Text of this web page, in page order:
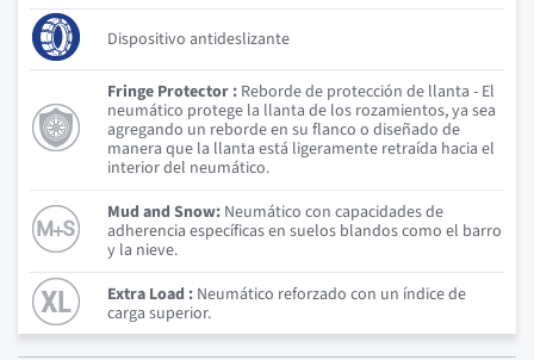
Dispositivo antideslizante
Fringe Protector : Reborde de protección de llanta - El
neumático protege la llanta de los rozamientos, ya sea
agregando un reborde en su flanco o diseñado de
manera que la llanta está ligeramente retraída hacia el
interior del neumático.
Mud and Snow: Neumático con capacidades de
adherencia específicas en suelos blandos como el barro
y la nieve.
Extra Load : Neumático reforzado con un índice de
carga superior.